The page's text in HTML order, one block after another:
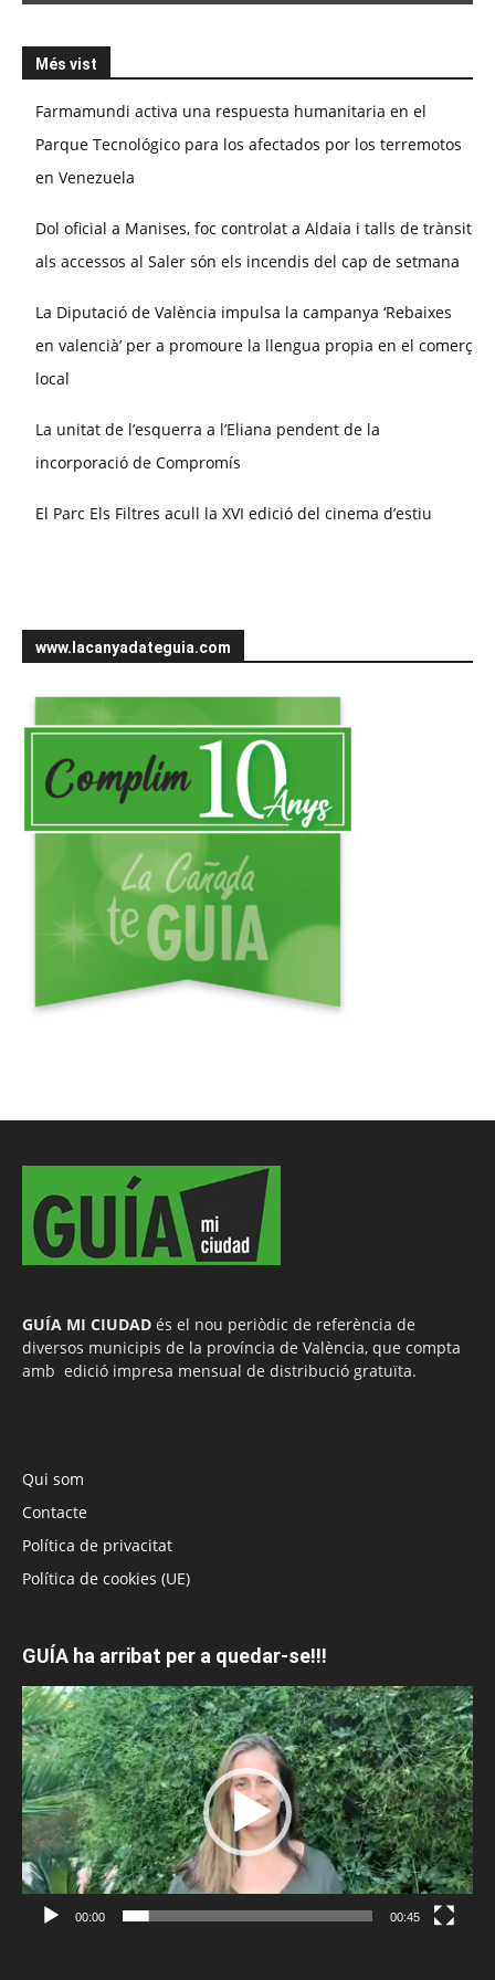
Més vist
Farmamundi activa una respuesta humanitaria en el
Parque Tecnológico para los afectados por los terremotos
en Venezuela
Dol oficial a Manises, foc controlat a Aldaia i talls de trànsit
als accessos al Saler són els incendis del cap de setmana
La Diputació de València impulsa la campanya ‘Rebaixes
en valencià’ per a promoure la llengua propia en el comerç
local
La unitat de l’esquerra a l’Eliana pendent de la
incorporació de Compromís
El Parc Els Filtres acull la XVI edició del cinema d’estiu
www.lacanyadateguia.com
GUÍA MI CIUDAD és el nou periòdic de referència de
diversos municipis de la província de València, que compta
amb edició impresa mensual de distribució gratuïta.
Qui som
Contacte
Política de privacitat
Política de cookies (UE)
GUÍA ha arribat per a quedar-se!!!
Reproductor
de
vídeo
00:00 00:45